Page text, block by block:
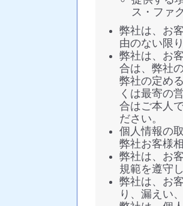
ス・ファ
弊社は、お
由のない限
弊社は、お
合は、弊社
弊社の定め
くは最寄の
合はご本人
ださい。
個人情報の
弊社お客様
弊社は、お
規範を遵守
弊社は、お
り、漏えい